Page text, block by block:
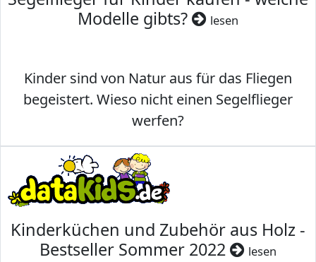
Modelle gibts?
lesen
Kinder sind von Natur aus für das Fliegen
begeistert. Wieso nicht einen Segelflieger
werfen?
Kinderküchen und Zubehör aus Holz -
Bestseller Sommer 2022
lesen